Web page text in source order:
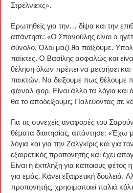
Στρέλνιεκς».
Ερωτηθείς για την… δίψα και την
απάντησε: «Ο Σπανούλης είναι ο
σύνολο. Όλοι μαζί θα παίξουμε.
παίκτες. Ο Βασίλης ασφαλώς και
θέληση όλων πρέπει να μετρήσει
παικτών. Να δείξουμε πως θέλουμε
φάιναλ φορ. Είναι άλλο τα λόγια
θα το αποδείξουμε; Παλεύοντας σε
Για τις συνεχείς αναφορές του
θέματα διαιτησίας, απάντησε: «Έχω
λόγια και για την Ζαλγκίρις και για
εξαιρετικός προπονητής και έχει
Είναι η έκπληξη για κάποιους φέτος
για εμάς. Κάνει εξαιρετική δουλειά.
προπονητής, χρησιμοποιεί παλιά